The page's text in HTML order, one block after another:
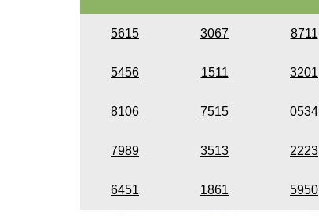
5615 3067 8711
5456 1511 3201
8106 7515 0534
7989 3513 2223
6451 1861 5950